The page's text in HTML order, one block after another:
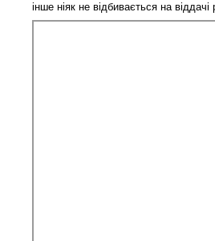
інше ніяк не відбивається на